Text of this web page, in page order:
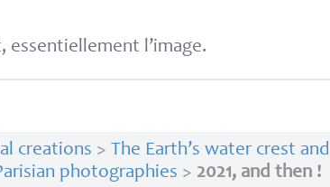
essentiellement l’image.
creations > The Earth’s water crest and
photographies > 2021, and then !